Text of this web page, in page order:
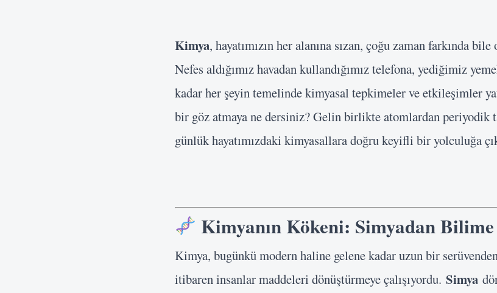
Kimya, hayatımızın her alanına sızan, çoğu zaman farkında
Nefes aldığımız havadan kullandığımız telefona, yediğimiz
kadar her şeyin temelinde kimyasal tepkimeler ve etkileşimler
bir göz atmaya ne dersiniz? Gelin birlikte atomlardan periyodik
günlük hayatımızdaki kimyasallara doğru keyifli bir yolculuğa
Kimyanın Kökeni: Simyadan
Kimya, bugünkü modern haline gelene kadar uzun bir
itibaren insanlar maddeleri dönüştürmeye çalışıyordu. Simya